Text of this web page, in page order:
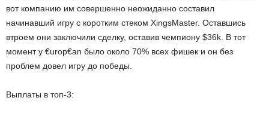
вот компанию им совершенно неожиданно составил
начинавший игру с коротким стеком XingsMaster. Оставшись
втроем они заключили сделку, оставив чемпиону $36k. В тот
момент у €urop€an было около 70% всех фишек и он без
проблем довел игру до победы.
Выплаты в топ-3: